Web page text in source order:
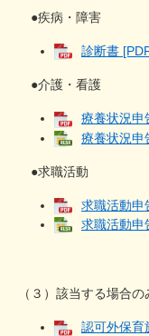
●疾病・障害
診断書
●介護・看護
療養状況申
療養状況申
●求職活動
求職活動申
求職活動申
（３）該当する場合
認可外保育